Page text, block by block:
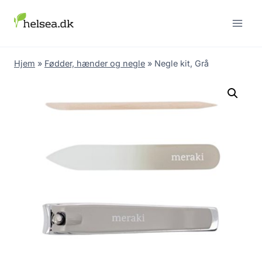
Hjem » Fødder, hænder og negle » Negle kit, Grå